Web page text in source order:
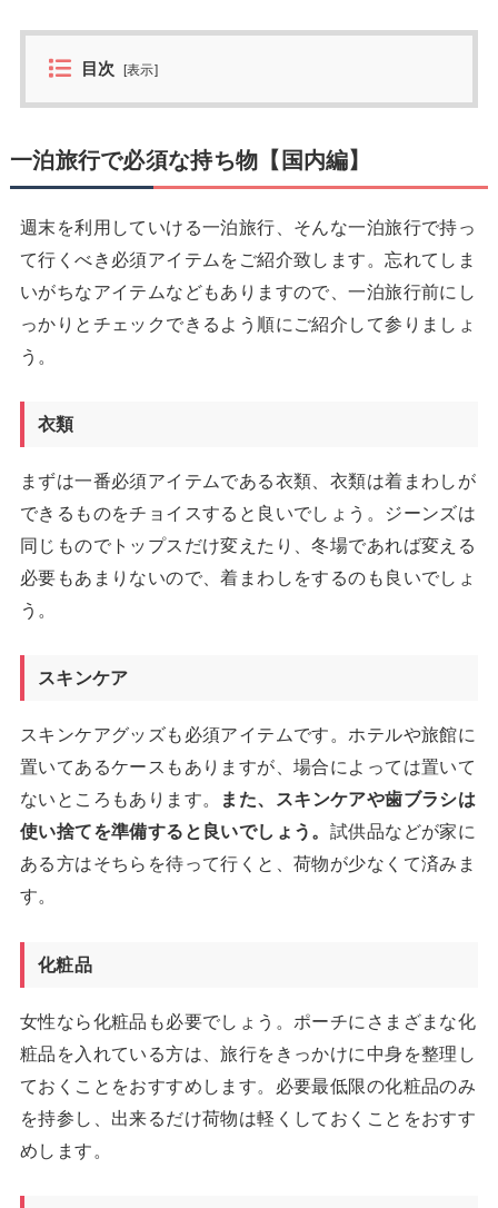
目次 [表示]
一泊旅行で必須な持ち物【国内編】
週末を利用していける一泊旅行、そんな一泊旅行で持っ
て行くべき必須アイテムをご紹介致します。忘れてしま
いがちなアイテムなどもありますので、一泊旅行前にし
っかりとチェックできるよう順にご紹介して参りましょ
う。
衣類
まずは一番必須アイテムである衣類、衣類は着まわしが
できるものをチョイスすると良いでしょう。ジーンズは
同じものでトップスだけ変えたり、冬場であれば変える
必要もあまりないので、着まわしをするのも良いでしょ
う。
スキンケア
スキンケアグッズも必須アイテムです。ホテルや旅館に
置いてあるケースもありますが、場合によっては置いて
ないところもあります。
また、スキンケアや歯ブラシは
使い捨てを準備すると良いでしょう。 試供品などが家に
ある方はそちらを待って行くと、荷物が少なくて済みま
す。
化粧品
女性なら化粧品も必要でしょう。ポーチにさまざまな化
粧品を入れている方は、旅行をきっかけに中身を整理し
ておくことをおすすめします。必要最低限の化粧品のみ
を持参し、出来るだけ荷物は軽くしておくことをおすす
めします。